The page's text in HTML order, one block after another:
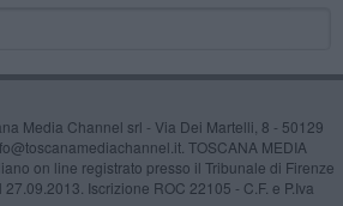
Media Channel srl - Via Dei Martelli, 8 - 50129
TOSCANA MEDIA
on line registrato presso il Tribunale di Firenze
Iscrizione ROC 22105 - C.F. e P.Iva